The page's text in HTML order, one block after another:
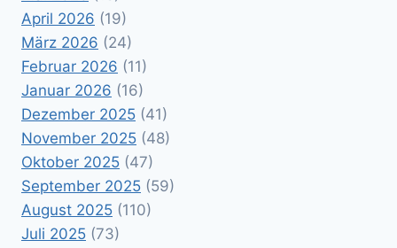
April 2026 (19)
März 2026 (24)
Februar 2026 (11)
Januar 2026 (16)
Dezember 2025 (41)
November 2025 (48)
Oktober 2025 (47)
September 2025 (59)
August 2025 (110)
Juli 2025 (73)